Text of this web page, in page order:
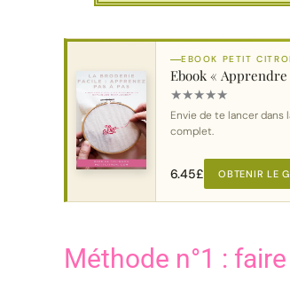
EBOOK PETIT
Ebook «
★★★★★
Envie de te lancer
complet.
6.45£ OBTENIR LE
Méthode n°1 :